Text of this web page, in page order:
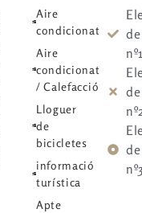
Aire
condicionat
Aire
condicionat
/ Calefacció
Lloguer
de
bicicletes
informació
turística
Apte